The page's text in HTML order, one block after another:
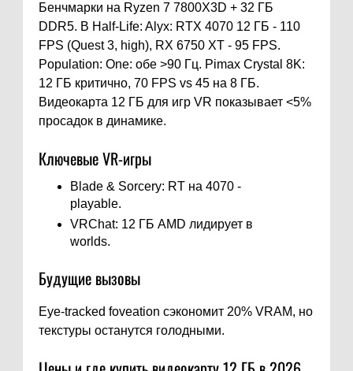
Бенчмарки на Ryzen 7 7800X3D + 32 ГБ
DDR5. В Half-Life: Alyx: RTX 4070 12 ГБ - 110
FPS (Quest 3, high), RX 6750 XT - 95 FPS.
Population: One: обе >90 Гц. Pimax Crystal 8K:
12 ГБ критично, 70 FPS vs 45 на 8 ГБ.
Видеокарта 12 ГБ для игр VR показывает <5%
просадок в динамике.
Ключевые VR-игры
Blade & Sorcery: RT на 4070 -
playable.
VRChat: 12 ГБ AMD лидирует в
worlds.
Будущие вызовы
Eye-tracked foveation сэкономит 20% VRAM, но
текстуры останутся голодными.